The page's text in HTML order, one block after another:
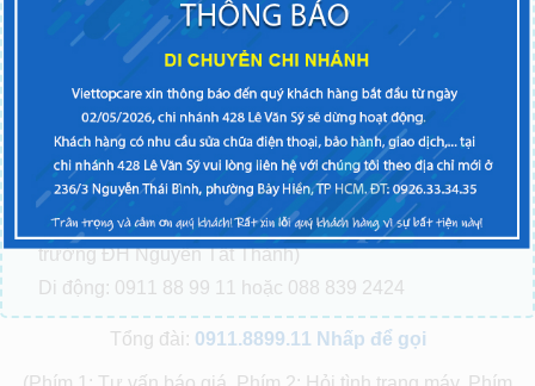
CN3:247-249 Sư Vạn Hạnh P.9 Q.10, Tp.HCM(cạnh
chùa Ấn Quang)
(Gọi 0911 88 99 11 hoặc 088 839 2424 )
81 Dương Văn Cam P.Linh Tây Q. Thủ Đức
TPHCM (Gần chợ Thủ Đức)
(Gọi 0911 88 99 11 hoặc 088 839 2424 )
CN6:37 Nguyễn Oanh P.10 Q. Gò vấp TPHCM
(Gọi 0911 88 99 11 hoặc 088 839 2424)
CN7:288 Nguyễn Tất Thành P.13 Q.4 TpHCM(Gần
trường ĐH Nguyễn Tất Thành)
Di động: 0911 88 99 11 hoặc 088 839 2424
Tổng đài: 0911.8899.11 Nhấp để gọi